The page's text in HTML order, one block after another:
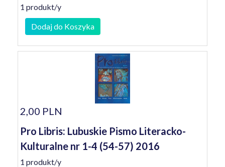
1 produkt/y
Dodaj do Koszyka
2,00 PLN
Pro Libris: Lubuskie Pismo Literacko-
Kulturalne nr 1-4 (54-57) 2016
1 produkt/y